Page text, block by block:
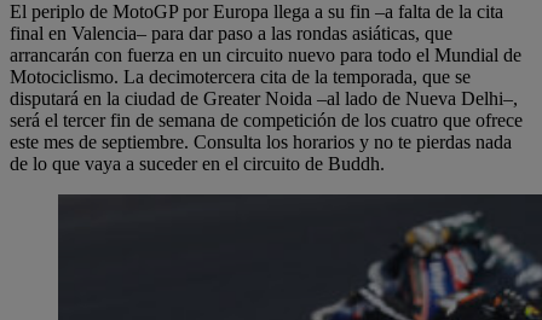
El periplo de MotoGP por Europa llega a su fin –a falta de la cita
final en Valencia– para dar paso a las rondas asiáticas, que
arrancarán con fuerza en un circuito nuevo para todo el Mundial de
Motociclismo. La decimotercera cita de la temporada, que se
disputará en la ciudad de Greater Noida –al lado de Nueva Delhi–,
será el tercer fin de semana de competición de los cuatro que ofrece
este mes de septiembre. Consulta los horarios y no te pierdas nada
de lo que vaya a suceder en el circuito de Buddh.